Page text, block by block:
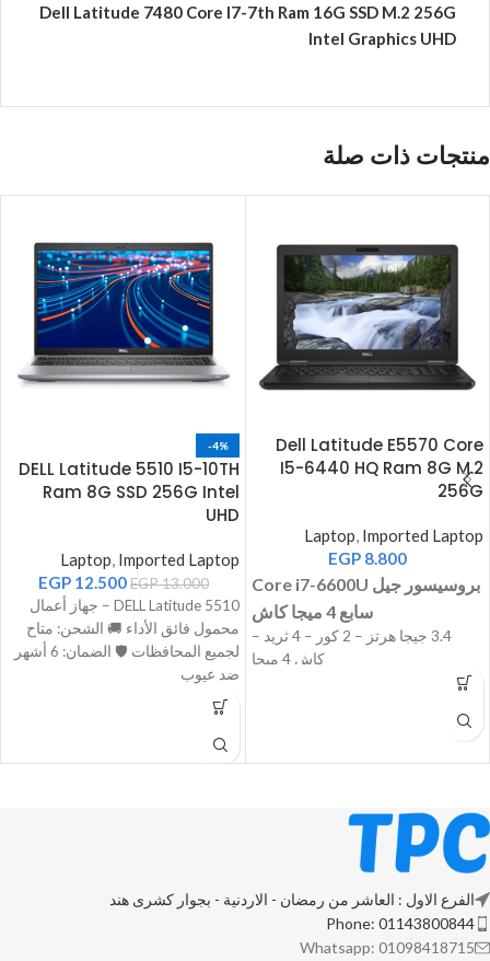
Dell Latitude 7480 Core I7-7th Ram 16G SSD M.2 256G
Intel Graphics UHD
منتجات ذات صلة
Dell Latitude E5570 Core
I5-6440 HQ Ram 8G M.2
256G
Laptop Imported Laptop
EGP 8.800
Core i7-6600U بروسيسور جيل
سابع 4 ميجا كاش
3.4 جيجا هرتز – 2 كور – 4 ثريد –
كاش 4 ميجا
اللاب بيجي بكارتين شاشة الاول
الثانى AMD Radeon R7 M360 2G
-4%
DELL Latitude 5510 I5-10TH
Ram 8G SSD 256G Intel
UHD
Laptop Imported Laptop
EGP13.000
EGP 12.500
DELL Latitude 5510 – جهاز أعمال
محمول فائق الأداء 🚚 الشحن: متاح
لجميع المحافظات 🛡️ الضمان: 6 أشهر
ضد عيوب
الفرع الاول : العاشر من رمضان - الاردنية - بجوار كشرى هند
Phone: 01143800844
Whatsapp: 01098418715